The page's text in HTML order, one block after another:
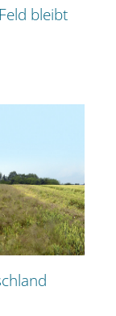
bleibt